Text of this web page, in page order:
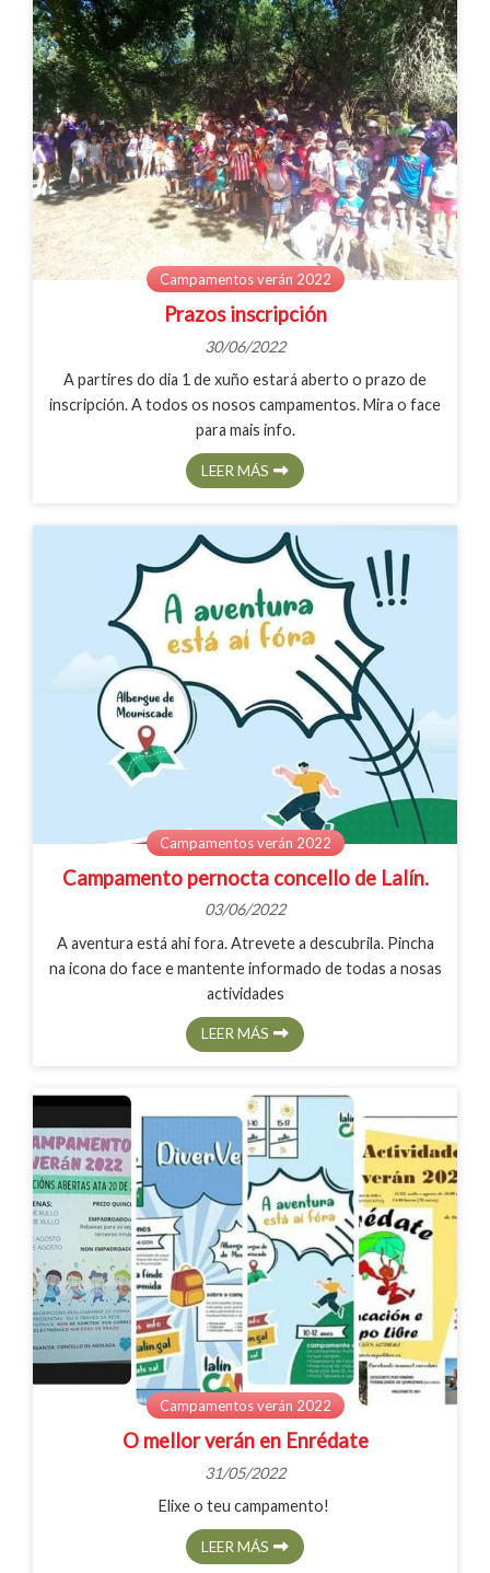
Prazos inscripción
30/06/2022
Campamentos verán 2022
A partires do dia 1 de xuño estará aberto o prazo de
inscripción. A todos os nosos campamentos. Mira o face
para mais info.
LEER MÁS
Campamento pernocta concello de Lalín.
03/06/2022
Campamentos verán 2022
A aventura está ahi fora. Atrevete a descubrila. Pincha
na icona do face e mantente informado de todas a nosas
actividades
LEER MÁS
O mellor verán en Enrédate
31/05/2022
Campamentos verán 2022
Elixe o teu campamento!
LEER MÁS